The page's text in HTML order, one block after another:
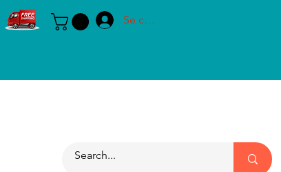
Se connecter